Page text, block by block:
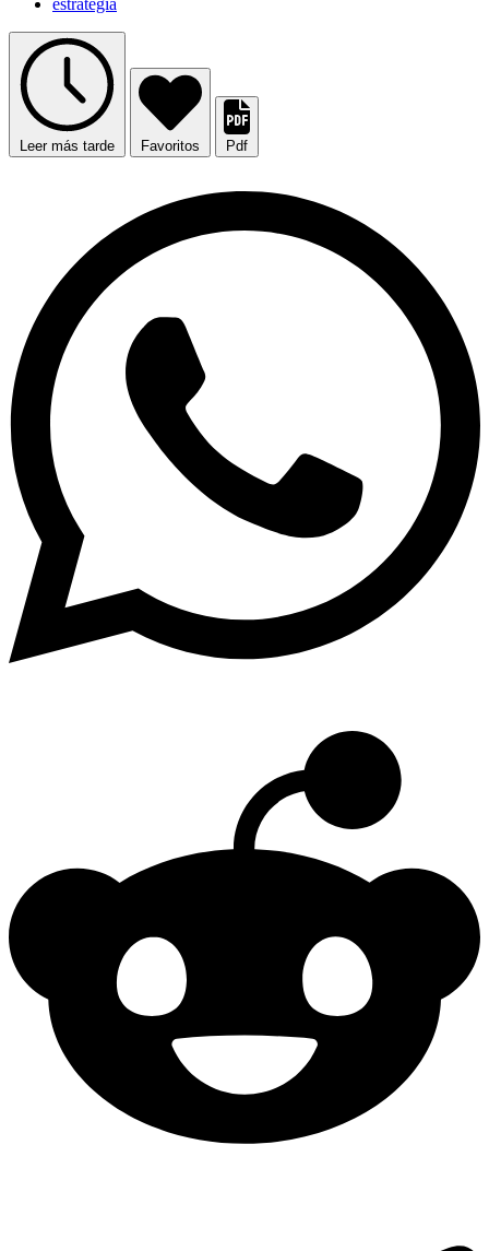
estrategia
Leer más tarde Favoritos Pdf